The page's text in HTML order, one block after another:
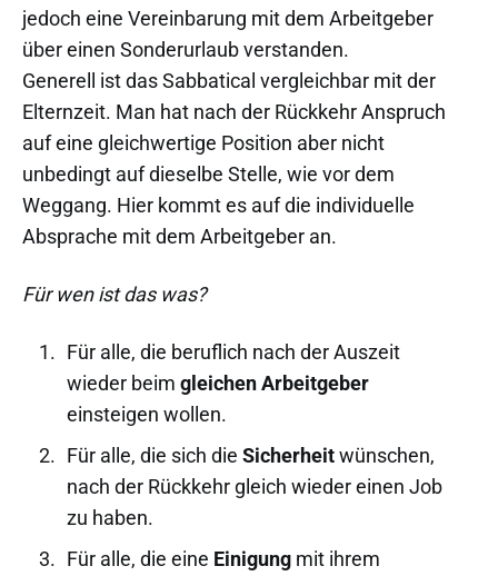
jedoch eine Vereinbarung mit dem Arbeitgeber
über einen Sonderurlaub verstanden.
Generell ist das Sabbatical vergleichbar mit der
Elternzeit. Man hat nach der Rückkehr Anspruch
auf eine gleichwertige Position aber nicht
unbedingt auf dieselbe Stelle, wie vor dem
Weggang. Hier kommt es auf die individuelle
Absprache mit dem Arbeitgeber an.
Für wen ist das was?
Für alle, die beruflich nach der Auszeit
wieder beim gleichen Arbeitgeber
einsteigen wollen.
Für alle, die sich die Sicherheitwünschen,
nach der Rückkehr gleich wieder einen Job
zu haben.
Für alle, die eine Einigungmit ihrem